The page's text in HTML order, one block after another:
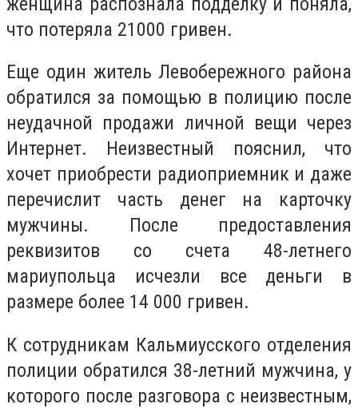
что потеряла 21000 гривен.
Еще один житель Левобережного района
обратился за помощью в полицию после
неудачной продажи личной вещи через
Интернет. Неизвестный пояснил, что
хочет приобрести радиоприемник и даже
перечислит часть денег на карточку
мужчины. После предоставления
реквизитов со счета 48-летнего
мариупольца исчезли все деньги в
размере более 14 000 гривен.
К сотрудникам Кальмиусского отделения
полиции обратился 38-летний мужчина, у
которого после разговора с неизвестным,